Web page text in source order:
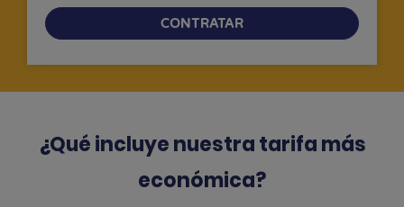
CONTRATAR
¿Qué incluye nuestra tarifa más
económica?